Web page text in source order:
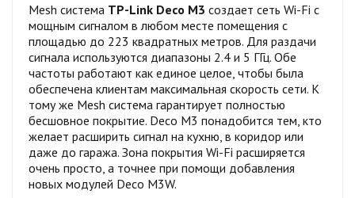
Mesh система TP-Link Deco M3 создает сеть Wi-Fi с
мощным сигналом в любом месте помещения с
площадью до 223 квадратных метров. Для раздачи
сигнала используются диапазоны 2.4 и 5 ГГц. Обе
частоты работают как единое целое, чтобы была
обеспечена клиентам максимальная скорость сети. К
тому же Mesh система гарантирует полностью
бесшовное покрытие. Deco M3 понадобится тем, кто
желает расширить сигнал на кухню, в коридор или
даже до гаража. Зона покрытия Wi-Fi расширяется
очень просто, а точнее при помощи добавления
новых модулей Deco M3W.